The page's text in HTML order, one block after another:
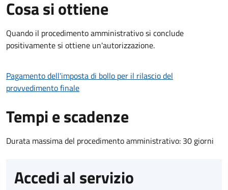
Cosa si ottiene
Quando il procedimento amministrativo si conclude
positivamente si ottiene un'autorizzazione.
Pagamento dell'imposta di bollo per il rilascio del
provvedimento finale
Tempi e scadenze
Durata massima del procedimento amministrativo: 30 giorni
Accedi al servizio